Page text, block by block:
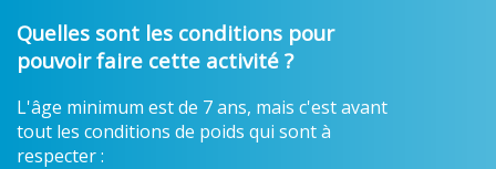
Quelles sont les conditions pour
pouvoir faire cette activité ?
L'âge minimum est de 7 ans, mais c'est avant
tout les conditions de poids qui sont à
respecter :